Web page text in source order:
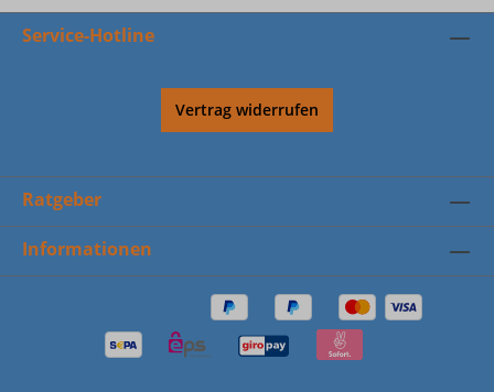
Service-Hotline
Vertrag widerrufen
Ratgeber
Informationen